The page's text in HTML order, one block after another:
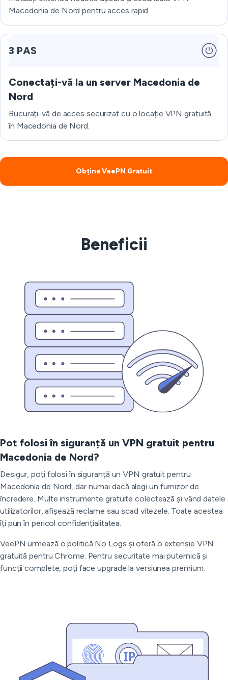
Macedonia de Nord pentru acces rapid.
3 PAS
Conectați-vă la un server Macedonia de
Nord
Bucurați-vă de acces securizat cu o locație VPN gratuită
în Macedonia de Nord.
Obține VeePN Gratuit
Beneficii
Pot folosi în siguranță un VPN gratuit pentru
Macedonia de Nord?
Desigur, poți folosi în siguranță un VPN gratuit pentru
Macedonia de Nord, dar numai dacă alegi un furnizor de
încredere. Multe instrumente gratuite colectează și vând datele
utilizatorilor, afișează reclame sau scad vitezele. Toate acestea
îți pun în pericol confidențialitatea.
VeePN urmează o politică No Logs și oferă o extensie VPN
gratuită pentru Chrome. Pentru securitate mai puternică și
funcții complete, poți face upgrade la versiunea premium.